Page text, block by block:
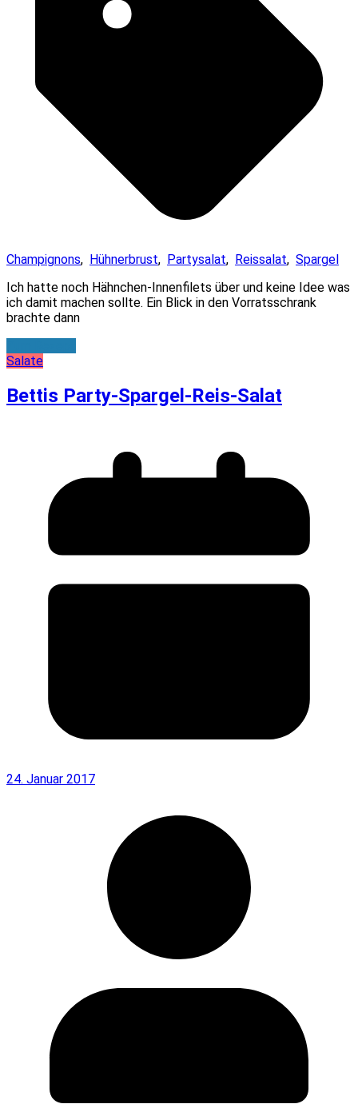
Champignons, Hühnerbrust, Partysalat, Reissalat, Spargel
Ich hatte noch Hähnchen-Innenfilets über und keine Idee was
ich damit machen sollte. Ein Blick in den Vorratsschrank
brachte dann
Salate
Bettis Party-Spargel-Reis-Salat
24. Januar 2017